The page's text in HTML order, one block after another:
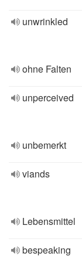
unwrinkled
ohne Falten
unperceived
unbemerkt
viands
Lebensmittel
bespeaking